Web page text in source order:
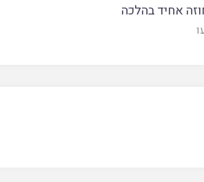
אחיד בהלכה